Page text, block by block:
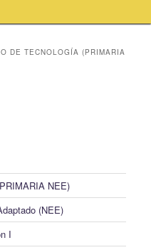
DE TECNOLOGÍA (PRIMARIA
NEE)
(NEE)
I